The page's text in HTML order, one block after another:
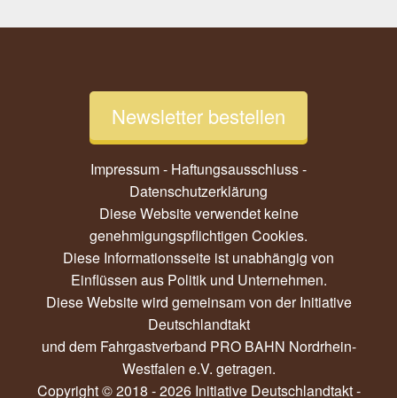
Newsletter bestellen
Impressum - Haftungsausschluss-
Datenschutzerklärung
Diese Website verwendet keine
genehmigungspflichtigen Cookies.
Diese Informationsseite ist unabhängig von
Einflüssen aus Politik und Unternehmen.
Diese Website wird gemeinsam von derInitiative
Deutschlandtakt
und dem Fahrgastverband PRO BAHN Nordrhein-
Westfalen e.V. getragen.
Copyright © 2018 - 2026 Initiative Deutschlandtakt -